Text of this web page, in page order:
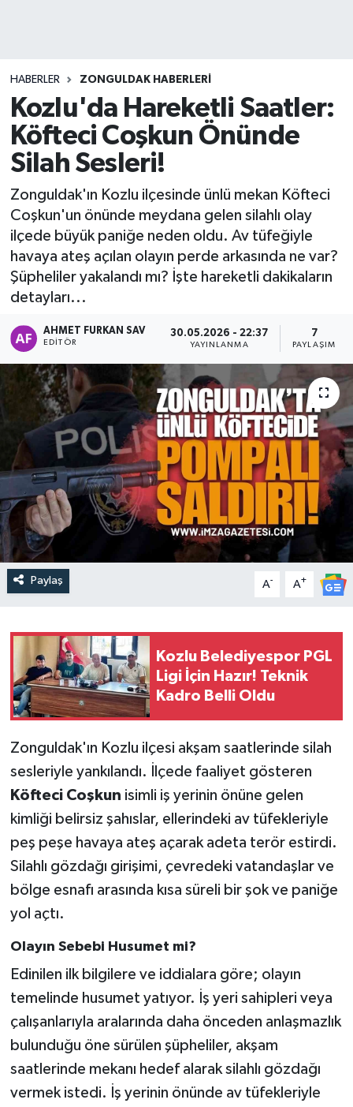
HABERLER ZONGULDAK HABERLERI
Kozlu'da Hareketli Saatler:
Köfteci Coşkun Önünde
Silah Sesleri!
Zonguldak'ın Kozlu ilçesinde ünlü mekan Köfteci
Coşkun'un önünde meydana gelen silahlı olay
ilçede büyük paniğe neden oldu. Av tüfeğiyle
havaya ateş açılan olayın perde arkasında ne var?
Şüpheliler yakalandı mı? İşte hareketli dakikaların
detayları...
AHMET FURKAN SAV
EDITÖR
30.05.2026 - 22:37
YAYINLANMA
7
PAYLAŞIM
Paylaş A- A+
Kozlu Belediyespor PGL
Ligi İçin Hazır! Teknik
Kadro Belli Oldu
Zonguldak'ın Kozlu ilçesi akşam saatlerinde silah
sesleriyle yankılandı. İlçede faaliyet gösteren
Köfteci Coşkun isimli iş yerinin önüne gelen
kimliği belirsiz şahıslar, ellerindeki av tüfekleriyle
peş peşe havaya ateş açarak adeta terör estirdi.
Silahlı gözdağı girişimi, çevredeki vatandaşlar ve
bölge esnafı arasında kısa süreli bir şok ve paniğe
yol açtı.
Olayın Sebebi Husumet mi?
Edinilen ilk bilgilere ve iddialara göre; olayın
temelinde husumet yatıyor. İş yeri sahipleri veya
çalışanlarıyla aralarında daha önceden anlaşmazlık
bulunduğu öne sürülen şüpheliler, akşam
saatlerinde mekanı hedef alarak silahlı gözdağı
vermek istedi. İş yerinin önünde av tüfekleriyle
EREĞLİ
GÖKÇEBEY
KARABÜK
KASTAMONU